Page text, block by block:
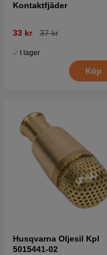
Kontaktfjäder
33 kr 37 kr
I lager
Köp
Husqvarna Oljesil Kpl
5015441-02